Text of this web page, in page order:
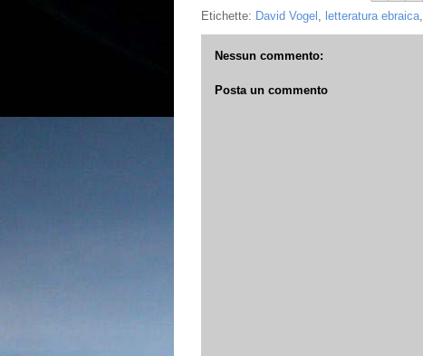
Etichette: David Vogel , letteratura ebraica,
Nessun commento:
Posta un commento